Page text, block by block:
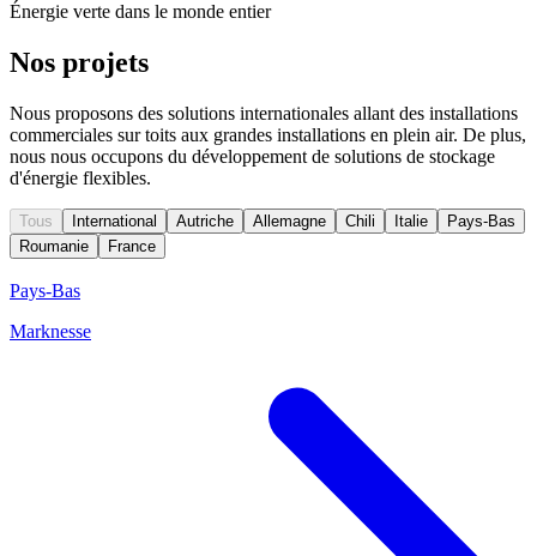
Énergie verte dans le monde entier
Nos projets
Nous proposons des solutions internationales allant des installations
commerciales sur toits aux grandes installations en plein air. De plus,
nous nous occupons du développement de solutions de stockage
d'énergie flexibles.
Tous International Autriche Allemagne Chili Italie
Pays-Bas
Roumanie
France
Pays-Bas
Marknesse